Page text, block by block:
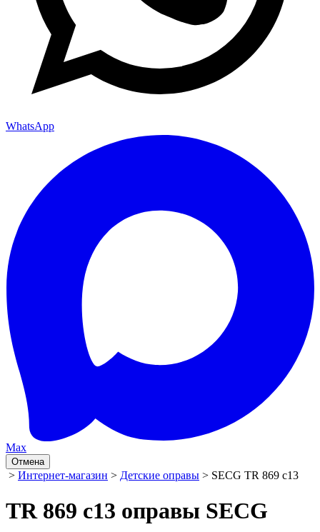
WhatsApp
Max
Отмена
> Интернет-магазин > Детские оправы > SECG TR 869 c13
TR 869 c13 оправы SECG